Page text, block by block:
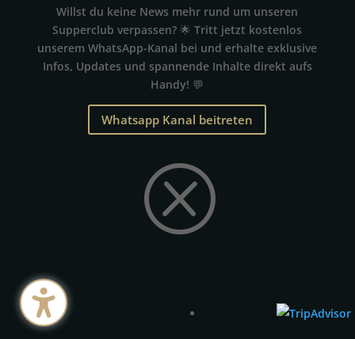
Willst du keine News mehr rund um unseren
Supperclub verpassen? 🌟 Tritt jetzt kostenlos
unserem WhatsApp-Kanal bei und erhalte exklusive
Infos, Updates und spannende Inhalte direkt aufs
Handy! 💬
Whatsapp Kanal beitreten
Q